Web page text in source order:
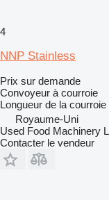
4
NNP Stainless
Prix sur demande
Convoyeur à courroie
Longueur de la courroie
Royaume-Uni
Used Food Machinery
Contacter le vendeur